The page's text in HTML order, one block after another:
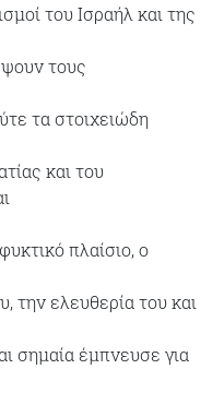
του Ισραήλ και της
τους
τα στοιχειώδη
και του
πλαίσιο, ο
την ελευθερία του και
σημαία έμπνευσε για